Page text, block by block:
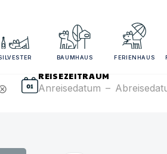
BAUMHAUS FERIENHAUS
angeben für bessere
REISEZEITRAUM
Anreisedatum –